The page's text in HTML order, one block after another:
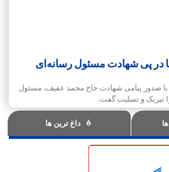
در پی شهادت مسئول رسانه‌ای
صدور پیامی شهادت حاج محمد عفیف، مسئول
تبریک و تسلیت گفت.
داغ ترین ها